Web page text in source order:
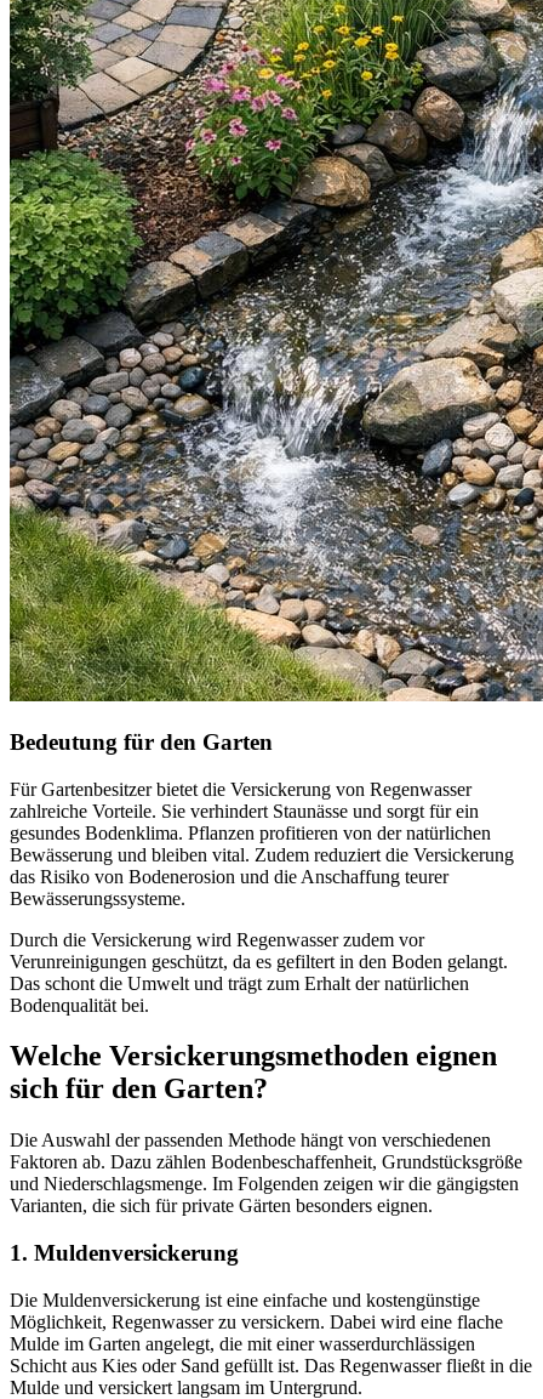
Bedeutung für den Garten
Für Gartenbesitzer bietet die Versickerung von Regenwasser
zahlreiche Vorteile. Sie verhindert Staunässe und sorgt für ein
gesundes Bodenklima. Pflanzen profitieren von der natürlichen
Bewässerung und bleiben vital. Zudem reduziert die Versickerung
das Risiko von Bodenerosion und die Anschaffung teurer
Bewässerungssysteme.
Durch die Versickerung wird Regenwasser zudem vor
Verunreinigungen geschützt, da es gefiltert in den Boden gelangt.
Das schont die Umwelt und trägt zum Erhalt der natürlichen
Bodenqualität bei.
Welche Versickerungsmethoden eignen
sich für den Garten?
Die Auswahl der passenden Methode hängt von verschiedenen
Faktoren ab. Dazu zählen Bodenbeschaffenheit, Grundstücksgröße
und Niederschlagsmenge. Im Folgenden zeigen wir die gängigsten
Varianten, die sich für private Gärten besonders eignen.
1. Muldenversickerung
Die Muldenversickerung ist eine einfache und kostengünstige
Möglichkeit, Regenwasser zu versickern. Dabei wird eine flache
Mulde im Garten angelegt, die mit einer wasserdurchlässigen
Schicht aus Kies oder Sand gefüllt ist. Das Regenwasser fließt in die
Mulde und versickert langsam im Untergrund.